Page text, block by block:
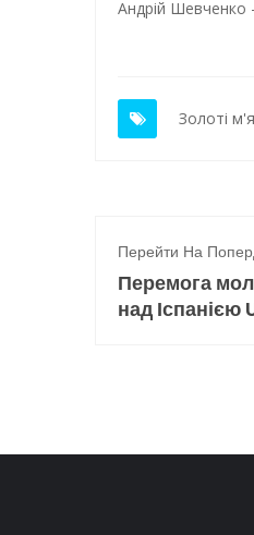
Андрій Шевченко
Золоті
Перейти На
Перемога
над Іспанією